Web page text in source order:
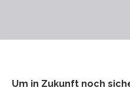
Um in Zukunft noch